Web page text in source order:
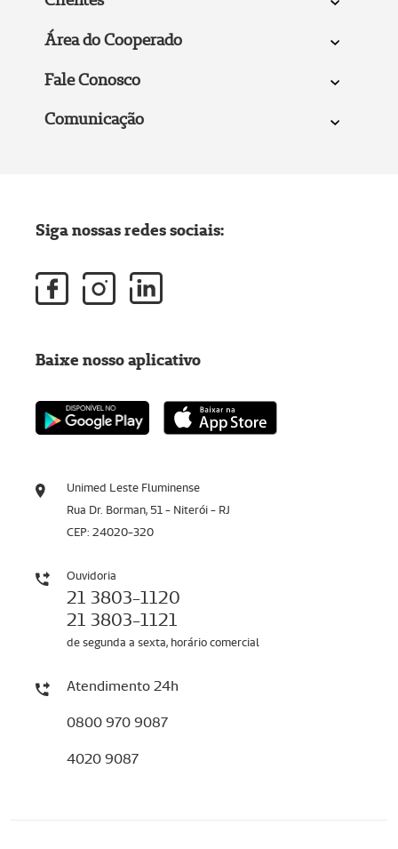
Área do Cooperado
Fale Conosco
Comunicação
Unimed Leste Fluminense
Rua Dr. Borman, 51 - Niterói - RJ
CEP: 24020-320
Ouvidoria
21 3803-1120
21 3803-1121
de segunda a sexta, horário comercial
Atendimento 24h
0800 970 9087
4020 9087
Siga nossas redes sociais:
Baixe nosso aplicativo